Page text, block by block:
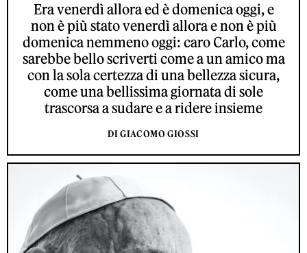
Era venerdì allora ed è domenica oggi, e
non è più stato venerdì allora e non è più
domenica nemmeno oggi: caro Carlo, come
sarebbe bello scriverti come a un amico ma
con la sola certezza di una bellezza sicura,
come una bellissima giornata di sole
trascorsa a sudare e a ridere insieme
DI GIACOMO GIOSSI